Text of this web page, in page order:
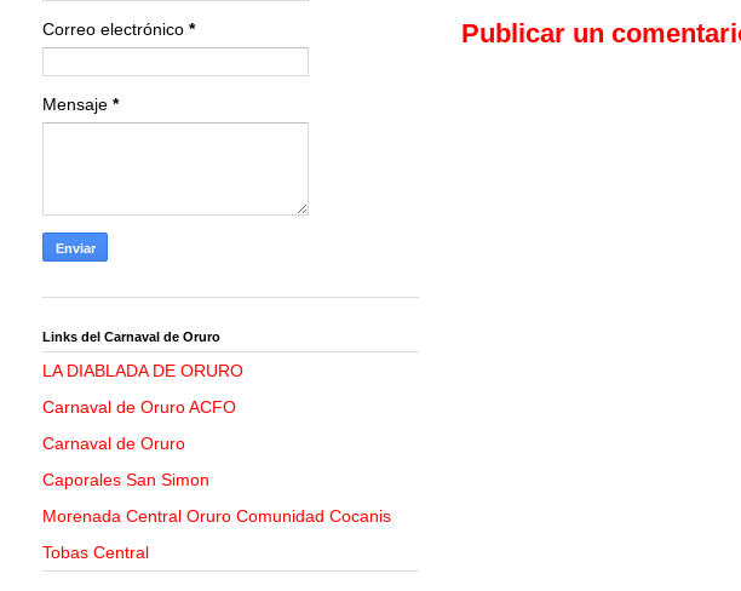
Publicar un
Correo electrónico *
Mensaje *
Links del Carnaval de Oruro
LA DIABLADA DE ORURO
Carnaval de Oruro ACFO
Carnaval de Oruro
Caporales San Simon
Morenada Central Oruro Comunidad Cocanis
Tobas Central